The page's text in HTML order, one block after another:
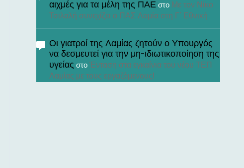
αιχμές για τα μέλη της ΠΑΕ στο Με τον Νίκο
Τσιλαλή συνεχίζει ο ΠΑΣ Λαμία στη Γ’ Εθνική
Οι γιατροί της Λαμίας ζητούν ο Υπουργός
να δεσμευτεί για την μη-ιδιωτικοποίηση της
υγείας στο Ένταση στα εγκαίνια του νέου ΤΕΠ
Λαμίας με τους εργαζόμενους!